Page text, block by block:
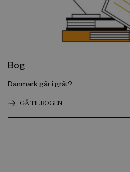
Bog
Danmark går i gråt?
GÅ TIL BOGEN